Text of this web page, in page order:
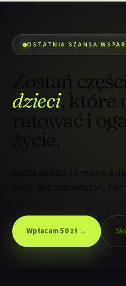
OSTATNIA SZANSA
Zostań
dzieci, które
ratować i
Wpłacam 50 zł →